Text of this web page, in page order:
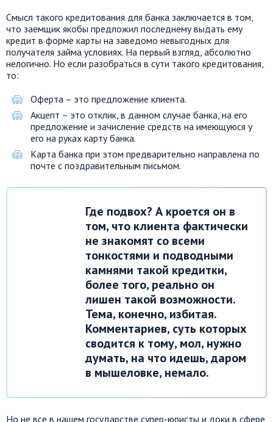
Смысл такого кредитования для банка заключается в том,
что заемщик якобы предложил последнему выдать ему
кредит в форме карты на заведомо невыгодных для
получателя займа условиях. На первый взгляд, абсолютно
нелогично. Но если разобраться в сути такого кредитования,
то:
Оферта – это предложение клиента.
Акцепт – это отклик, в данном случае банка, на его
предложение и зачисление средств на имеющуюся у
его на руках карту банка.
Карта банка при этом предварительно направлена по
почте с поздравительным письмом.
Где подвох? А кроется он в
том, что клиента фактически
не знакомят со всеми
тонкостями и подводными
камнями такой кредитки,
более того, реально он
лишен такой возможности.
Тема, конечно, избитая.
Комментариев, суть которых
сводится к тому, мол, нужно
думать, на что идешь, даром
в мышеловке, немало.
Но не все в нашем государстве супер-юристы и доки в сфере